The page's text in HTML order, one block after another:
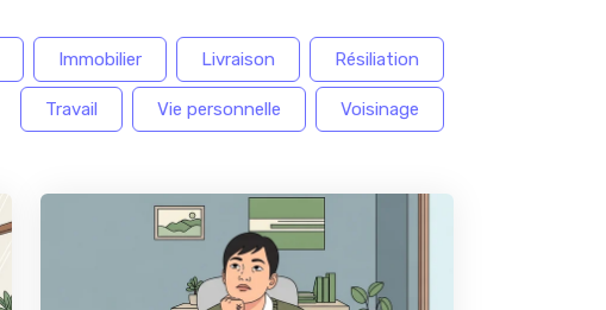
Immobilier Livraison Résiliation
Travail Vie personnelle Voisinage